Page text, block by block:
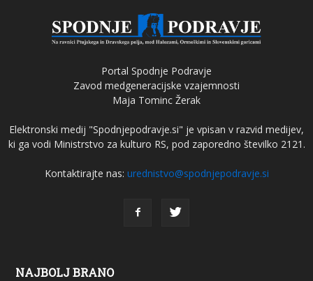
Portal Spodnje Podravje
Zavod medgeneracijske vzajemnosti
Maja Tominc Žerak
Elektronski medij "Spodnjepodravje.si" je vpisan v razvid medijev,
ki ga vodi Ministrstvo za kulturo RS, pod zaporedno številko 2121.
Kontaktirajte nas: urednistvo@spodnjepodravje.si
NAJBOLJ BRANO